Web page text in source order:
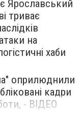
Ярославський
триває
на
хаби
оприлюднили
кадри
- ВІДЕО